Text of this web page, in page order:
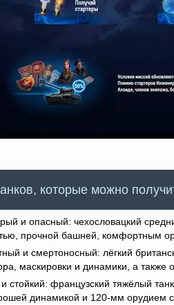
которые можно
и опасный: чехословацкий
прочной башней, комфортным
и смертоносный: лёгкий
маскировки и динамики, а
французский тяжёлый
динамикой и 120-мм орудием